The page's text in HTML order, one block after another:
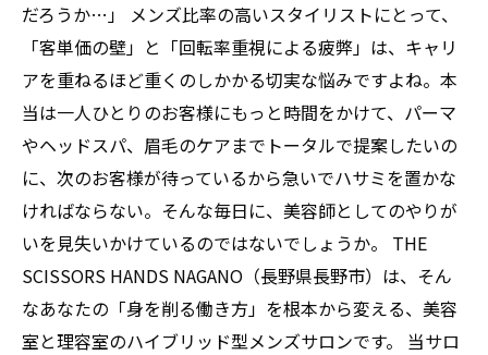
だろうか…」 メンズ比率の高いスタイリストにとって、
「客単価の壁」と「回転率重視による疲弊」は、キャリ
アを重ねるほど重くのしかかる切実な悩みですよね。本
当は一人ひとりのお客様にもっと時間をかけて、パーマ
やヘッドスパ、眉毛のケアまでトータルで提案したいの
に、次のお客様が待っているから急いでハサミを置かな
ければならない。そんな毎日に、美容師としてのやりが
いを見失いかけているのではないでしょうか。 THE
SCISSORS HANDS NAGANO（長野県長野市）は、そん
なあなたの「身を削る働き方」を根本から変える、美容
室と理容室のハイブリッド型メンズサロンです。 当サロ